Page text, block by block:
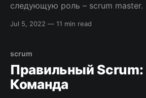
следующую роль – scrum master.
зависит от scrum мастера.
Есть культура, у которой есть
обряды, есть служители
Jul 5, 2022 — 11 min read
scrum
Правильный
Команда